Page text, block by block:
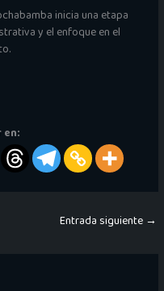
inicia una etapa
y el enfoque en el
Entrada siguiente →